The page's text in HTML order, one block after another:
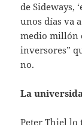
de Sideways,
unos días va
medio millón
inversores”
no.
La
Peter Thiel lo